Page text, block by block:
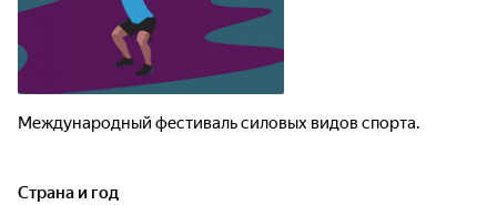
Международный фестиваль силовых видов спорта.
Страна и год